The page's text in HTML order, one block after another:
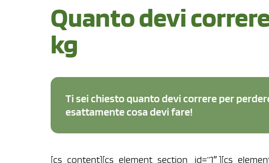
Quanto devi
kg
Ti sei chiesto quanto devi correre per
esattamente cosa devi fare!
[cs_content][cs_element_section _id=”1″